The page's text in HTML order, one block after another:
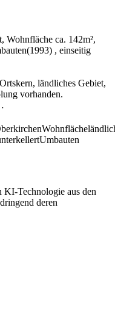
Wohnfläche ca. 142m²,
, einseitig
ländliches Gebiet,
vorhanden.
Wohnfläche
Umbauten
Technologie aus den
deren